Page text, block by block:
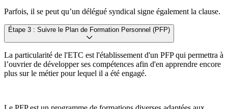
Parfois, il se peut qu’un délégué syndical signe également la clause.
Étape 3 : Suivre le Plan de Formation Personnel (PFP)
La particularité de l'ETC est l'établissement d'un PFP qui permettra à
l’ouvrier de développer ses compétences afin d'en apprendre encore
plus sur le métier pour lequel il a été engagé.